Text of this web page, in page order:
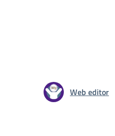
Web editor